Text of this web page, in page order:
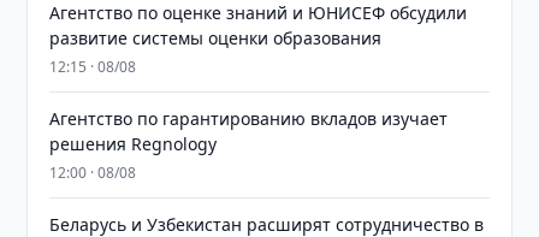
Агентство по оценке знаний и ЮНИСЕФ обсудили
развитие системы оценки образования
12:15 · 08/08
Агентство по гарантированию вкладов изучает
решения Regnology
12:00 · 08/08
Беларусь и Узбекистан расширят сотрудничество в